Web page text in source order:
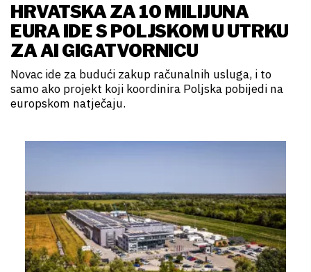
HRVATSKA ZA 10 MILIJUNA
EURA IDE S POLJSKOM U UTRKU
ZA AI GIGATVORNICU
Novac ide za budući zakup računalnih usluga, i to
samo ako projekt koji koordinira Poljska pobijedi na
europskom natječaju.